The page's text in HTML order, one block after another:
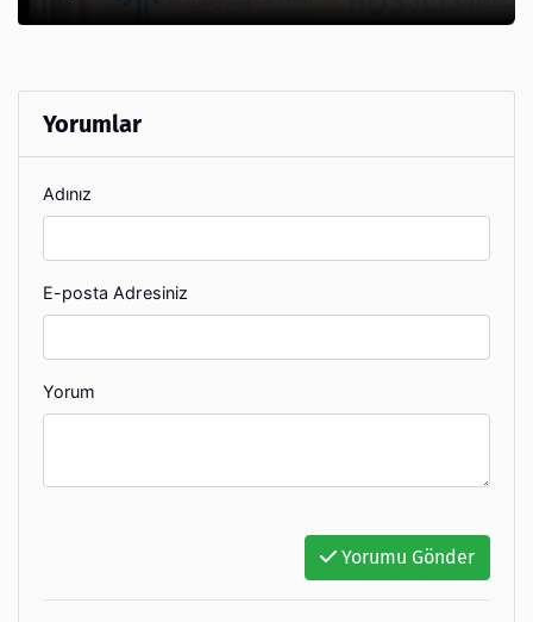
Yorumlar
Adınız
E-posta Adresiniz
Yorum
Yorumu Gönder